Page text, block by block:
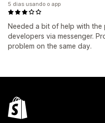
Needed a bit of help with
developers via messenger.
problem on the same day.
5 dias usando o app